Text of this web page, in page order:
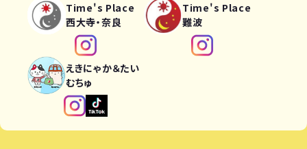
Time's Place
西大寺・奈良
Time's Place
難波
えきにゃか＆たい
むちゅ